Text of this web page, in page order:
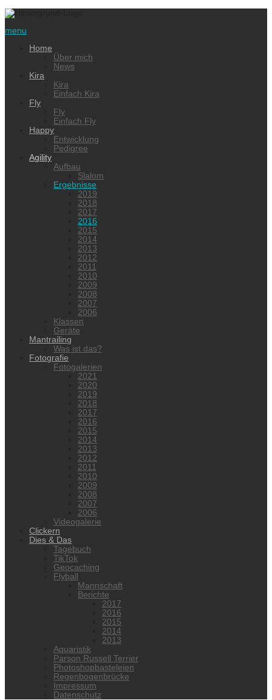
menu
Home
Über mich
News
Kira
Kira
Einfach Kira
Fly
Fly
Einfach Fly
Happy
Entwicklung
Pedigree
Agility
Aufbau
Slalom
Ergebnisse
2019
2018
2017
2016
2015
2014
2013
2012
2011
2010
2009
2008
2007
2006
Klassen
Geräte
Mantrailing
Was ist das?
Fotografie
Fotogalerien
2021
2020
2019
2018
2017
2016
2015
2014
2013
2012
2011
2010
2009
2008
2007
2006
Videogalerie
Clickern
Dies & Das
Tagebuch
TikTok
Geocaching
Flyball
Mannschaft
Berichte
2017
2016
2015
2014
2013
Aquaristik
Parson Russell Terrier
Photoshopbasteleien
Regenbogenbrücke
Impressum
Datenschutz